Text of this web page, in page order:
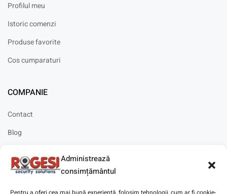
Administrează
consimțământul
Profilul meu
Istoric comenzi
Produse favorite
Cos cumparaturi
COMPANIE
Contact
Blog
Solicitare instalare